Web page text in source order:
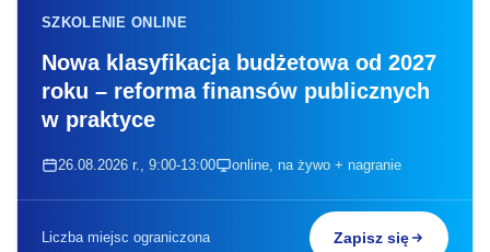
SZKOLENIE ONLINE
Nowa klasyfikacja budżetowa od 2027
roku – reforma finansów publicznych
w praktyce
26.08.2026 r., 9:00-13:00 online, na żywo + nagranie
Liczba miejsc ograniczona Zapisz się